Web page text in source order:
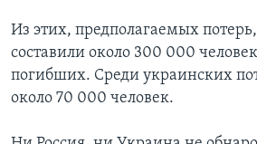
Из этих, предполагаемых
составили около 300 000
погибших. Среди украинских
около 70 000 человек.